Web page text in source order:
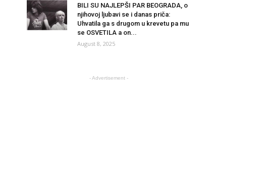
BILI SU NAJLEPŠI PAR BEOGRADA, o
njihovoj ljubavi se i danas priča:
Uhvatila ga s drugom u krevetu pa mu
se OSVETILA a on...
August 8, 2025
- Advertisement -